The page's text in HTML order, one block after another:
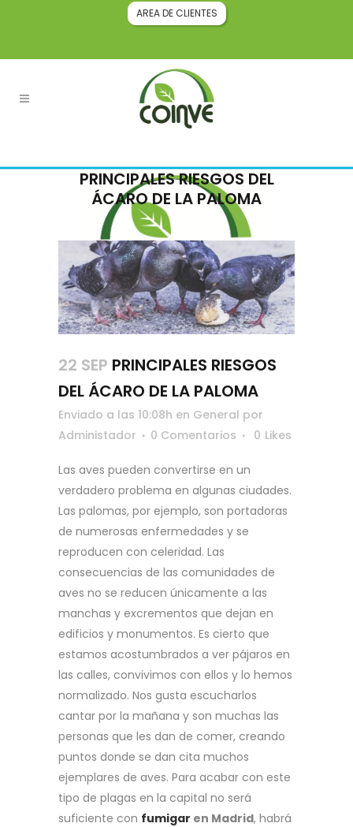
AREA DE CLIENTES
PRINCIPALES RIESGOS DEL
ÁCARO DE LA PALOMA
22 SEP PRINCIPALES RIESGOS
DEL ÁCARO DE LA PALOMA
Enviado a las 10:08h en General por
Administador
0 Comentarios 0 Likes
Las aves pueden convertirse en un
verdadero problema en algunas ciudades.
Las palomas, por ejemplo, son portadoras
de numerosas enfermedades y se
reproducen con celeridad. Las
consecuencias de las comunidades de
aves no se reducen únicamente a las
manchas y excrementos que dejan en
edificios y monumentos. Es cierto que
estamos acostumbrados a ver pájaros en
las calles, convivimos con ellos y lo hemos
normalizado. Nos gusta escucharlos
cantar por la mañana y son muchas las
personas que les dan de comer, creando
puntos donde se dan cita muchos
ejemplares de aves. Para acabar con este
tipo de plagas en la capital no será
suficiente con fumigar en Madrid, habrá